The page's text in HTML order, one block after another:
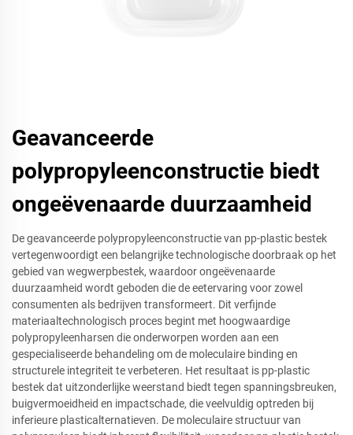
Geavanceerde
polypropyleenconstructie biedt
ongeëvenaarde duurzaamheid
De geavanceerde polypropyleenconstructie van pp-plastic bestek
vertegenwoordigt een belangrijke technologische doorbraak op het
gebied van wegwerpbestek, waardoor ongeëvenaarde
duurzaamheid wordt geboden die de eetervaring voor zowel
consumenten als bedrijven transformeert. Dit verfijnde
materiaaltechnologisch proces begint met hoogwaardige
polypropyleenharsen die onderworpen worden aan een
gespecialiseerde behandeling om de moleculaire binding en
structurele integriteit te verbeteren. Het resultaat is pp-plastic
bestek dat uitzonderlijke weerstand biedt tegen spanningsbreuken,
buigvermoeidheid en impactschade, die veelvuldig optreden bij
inferieure plasticalternatieven. De moleculaire structuur van